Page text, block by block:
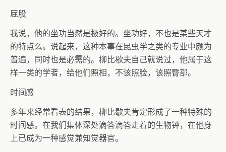
屁股
我说，他的坐功当然是极好的。坐功好，不也是某些天才
的特点么。说起来，这种本事在昆虫学之类的专业中颇为
普遍，同时也是必需的。柳比歇夫自己就说过，他属于这
样一类的学者，给他们照相，不该照脸，该照臀部。
时间感
多年来经常看表的结果，柳比歇夫肯定形成了一种特殊的
时间感。在我们集体深处滴答滴答走着的生物钟，在他身
上已成为一种感觉兼知觉器官。